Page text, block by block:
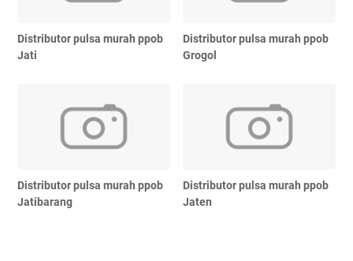
Distributor pulsa murah ppob
Jati
Distributor pulsa murah ppob
Grogol
Distributor pulsa murah ppob
Jatibarang
Distributor pulsa murah ppob
Jaten